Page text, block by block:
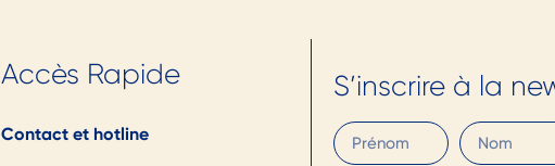
Accès Rapide
Contact et hotline
S’inscrire à la